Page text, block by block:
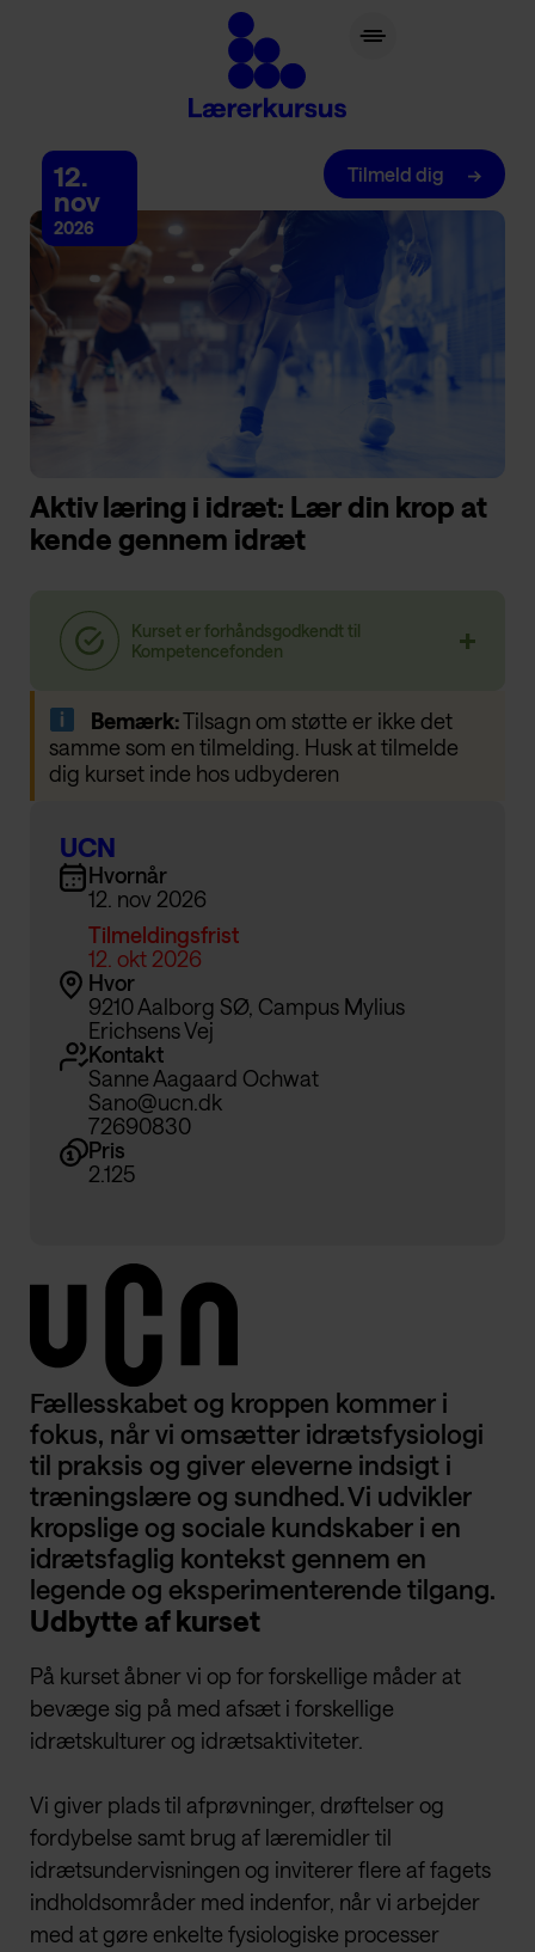
Tilmeld dig
12.
nov
2026
Aktiv læring i idræt: Lær din krop at
kende gennem idræt
Bemærk:Tilsagn om støtte er ikke det
samme som en tilmelding. Husk at tilmelde
dig kurset inde hos udbyderen
UCN
Hvornår
12. nov 2026
Tilmeldingsfrist
12. okt 2026
Hvor
9210 Aalborg SØ, Campus Mylius
Erichsens Vej
Kontakt
Sanne Aagaard Ochwat
Sano@ucn.dk
72690830
Pris
2.125
Fællesskabet og kroppen kommer i
fokus, når vi omsætter idrætsfysiologi
til praksis og giver eleverne indsigt i
træningslære og sundhed. Vi udvikler
kropslige og sociale kundskaber i en
idrætsfaglig kontekst gennem en
legende og eksperimenterende tilgang.
Udbytte af kurset
På kurset åbner vi op for forskellige måder at
bevæge sig på med afsæt i forskellige
idrætskulturer og idrætsaktiviteter.
Vi giver plads til afprøvninger, drøftelser og
fordybelse samt brug af læremidler til
idrætsundervisningen og inviterer flere af fagets
indholdsområder med indenfor, når vi arbejder
med at gøre enkelte fysiologiske processer